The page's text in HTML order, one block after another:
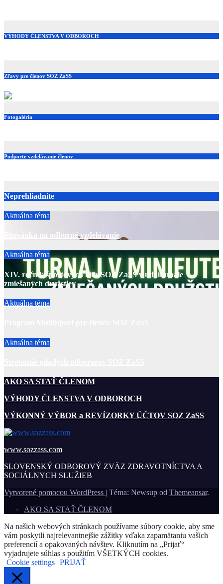
VÝHODY ČLENSTVA V ODBOROCH
Zľavy pre členov SOZ ZaSS
Fotogaléria
Podporte vzdelávanie členov
Neprehliadnite
Aktuálna téma
Pozvánka na odborné vzdelávanie
Aktuálna téma
XIV. ročník športových hier SOZ ZaSS v minifutbale
zmiešaných družstiev
Aktuálna téma
Aktuálna téma
AKO SA STAŤ ČLENOM
VÝHODY ČLENSTVA V ODBOROCH
VÝKONNÝ VÝBOR a REVÍZORKY ÚČTOV SOZ ZaSS
www.sozzass.com
SLOVENSKÝ ODBOROVÝ ZVÄZ ZDRAVOTNÍCTVA A
SOCIÁLNYCH SLUŽIEB
Vytvorené pomocou WordPress | Téma: Newsup od Themeansar.
AKO SA STAŤ ČLENOM
Na našich webových stránkach používame súbory cookie, aby sme
vám poskytli najrelevantnejšie zážitky vďaka zapamätaniu vašich
preferencií a opakovaných návštev. Kliknutím na „Prijať“
vyjadrujete súhlas s použitím VŠETKÝCH cookies.
Cookie settings PRIJAŤ